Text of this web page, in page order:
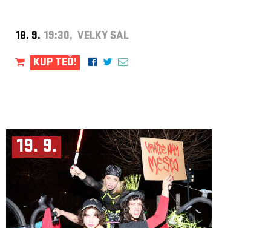
18. 9. 19:30, VELKÝ SÁL
KUP TEĎ!
19. 9.